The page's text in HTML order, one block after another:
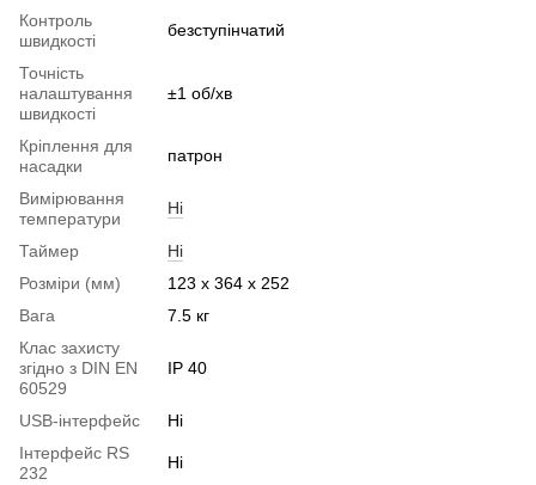
Контроль
швидкості
безступінчатий
Точність
налаштування
швидкості
±1 об/хв
Кріплення для
насадки
патрон
Вимірювання
температури
Ні
Таймер
Ні
Розміри (мм)
123 x 364 x 252
Вага
7.5 кг
Клас захисту
згідно з DIN EN
60529
IP 40
USB-інтерфейс
Ні
Інтерфейс RS
232
Ні